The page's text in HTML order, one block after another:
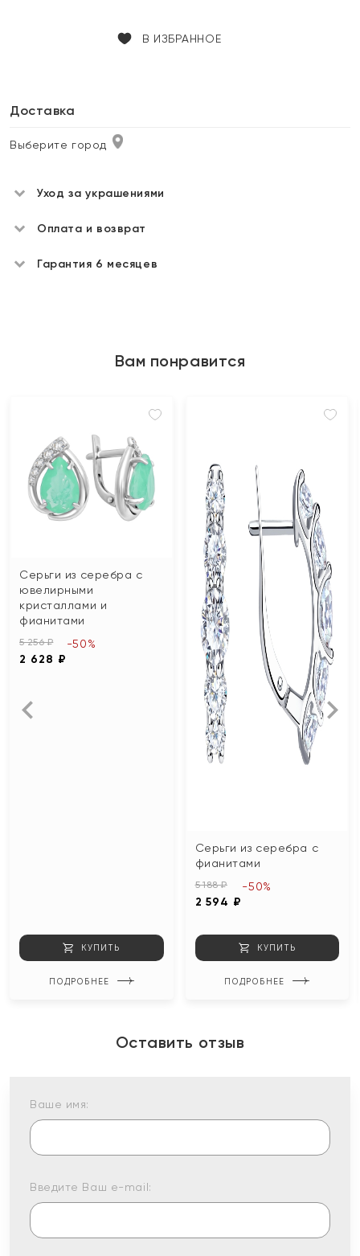
В ИЗБРАННОЕ
Доставка
Выберите город
Уход за украшениями
Оплата и возврат
Гарантия 6 месяцев
Вам понравится
Серьги из серебра с
ювелирными
кристаллами и
фианитами
5 256 ₽
2 628 ₽
-50%
КУПИТЬ
ПОДРОБНЕЕ
Серьги из серебра с
фианитами
5 188 ₽
2 594 ₽
-50%
КУПИТЬ
ПОДРОБНЕЕ
Оставить отзыв
Ваше имя:
Введите Ваш e-mail: